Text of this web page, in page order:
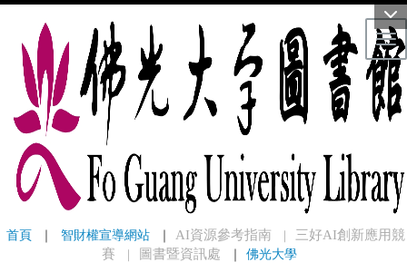
首頁 ｜ 智財權宣導網站 ｜ AI資源參考指南
三好AI創新應用競
賽
圖書暨資訊處 ｜ 佛光大學